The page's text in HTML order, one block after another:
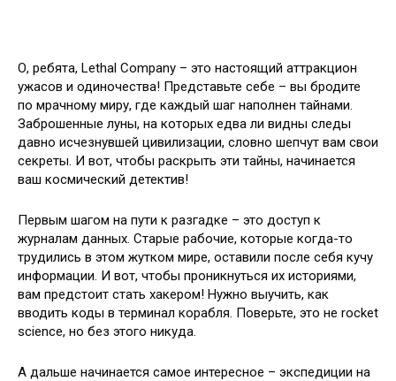
О, ребята, Lethal Company – это настоящий аттракцион
ужасов и одиночества! Представьте себе – вы бродите
по мрачному миру, где каждый шаг наполнен тайнами.
Заброшенные луны, на которых едва ли видны следы
давно исчезнувшей цивилизации, словно шепчут вам свои
секреты. И вот, чтобы раскрыть эти тайны, начинается
ваш космический детектив!
Первым шагом на пути к разгадке – это доступ к
журналам данных. Старые рабочие, которые когда-то
трудились в этом жутком мире, оставили после себя кучу
информации. И вот, чтобы проникнуться их историями,
вам предстоит стать хакером! Нужно выучить, как
вводить коды в терминал корабля. Поверьте, это не rocket
science, но без этого никуда.
А дальше начинается самое интересное – экспедиции на